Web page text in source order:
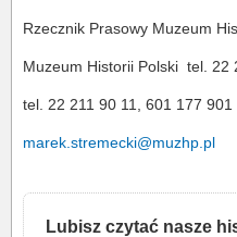
Rzecznik Prasowy Muzeum
Muzeum Historii Polski tel. 22
tel. 22 211 90 11, 601 177 901
marek.stremecki@muzhp.pl
Lubisz czytać nasze